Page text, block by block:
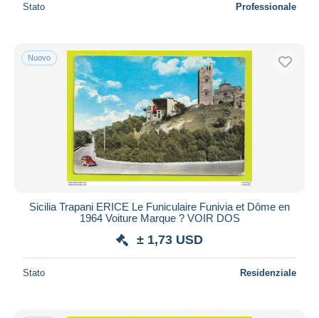
Stato Professionale
Nuovo
Sicilia Trapani ERICE Le Funiculaire Funivia et Dôme en
1964 Voiture Marque ? VOIR DOS
± 1,73 USD
Stato Residenziale